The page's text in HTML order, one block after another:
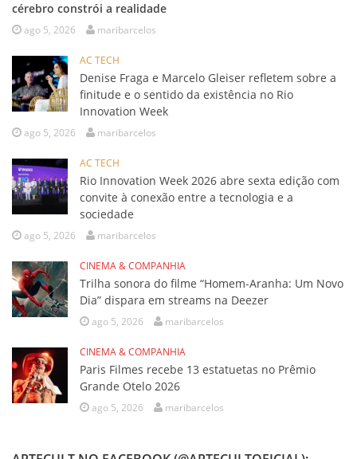
cérebro constrói a realidade
ago 5, 2026 maribarcelos
AC TECH
Denise Fraga e Marcelo Gleiser refletem sobre a
finitude e o sentido da existência no Rio
Innovation Week
ago 5, 2026 maribarcelos
AC TECH
Rio Innovation Week 2026 abre sexta edição com
convite à conexão entre a tecnologia e a
sociedade
ago 5, 2026 maribarcelos
CINEMA & COMPANHIA
Trilha sonora do filme “Homem-Aranha: Um Novo
Dia” dispara em streams na Deezer
ago 5, 2026 maribarcelos
CINEMA & COMPANHIA
Paris Filmes recebe 13 estatuetas no Prêmio
Grande Otelo 2026
ago 5, 2026 maribarcelos